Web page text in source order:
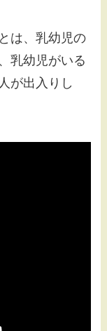
は、乳幼児の
乳幼児がいる
が出入りし